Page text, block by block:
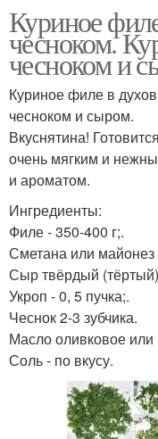
Куриное
чесноком.
чесноком и
Куриное филе в
чесноком и сыром.
Вкуснятина!
очень мягким и
и ароматом.
Ингредиенты:
Филе - 350-400 г;.
Сметана или майонез
Сыр твёрдый (тёртый)
Укроп - 0, 5 пучка;.
Чеснок 2-3 зубчика.
Масло оливковое
Соль - по вкусу.